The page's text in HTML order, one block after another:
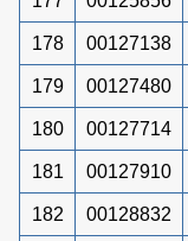
178 00127138
179 00127480
180 00127714
181 00127910
182 00128832